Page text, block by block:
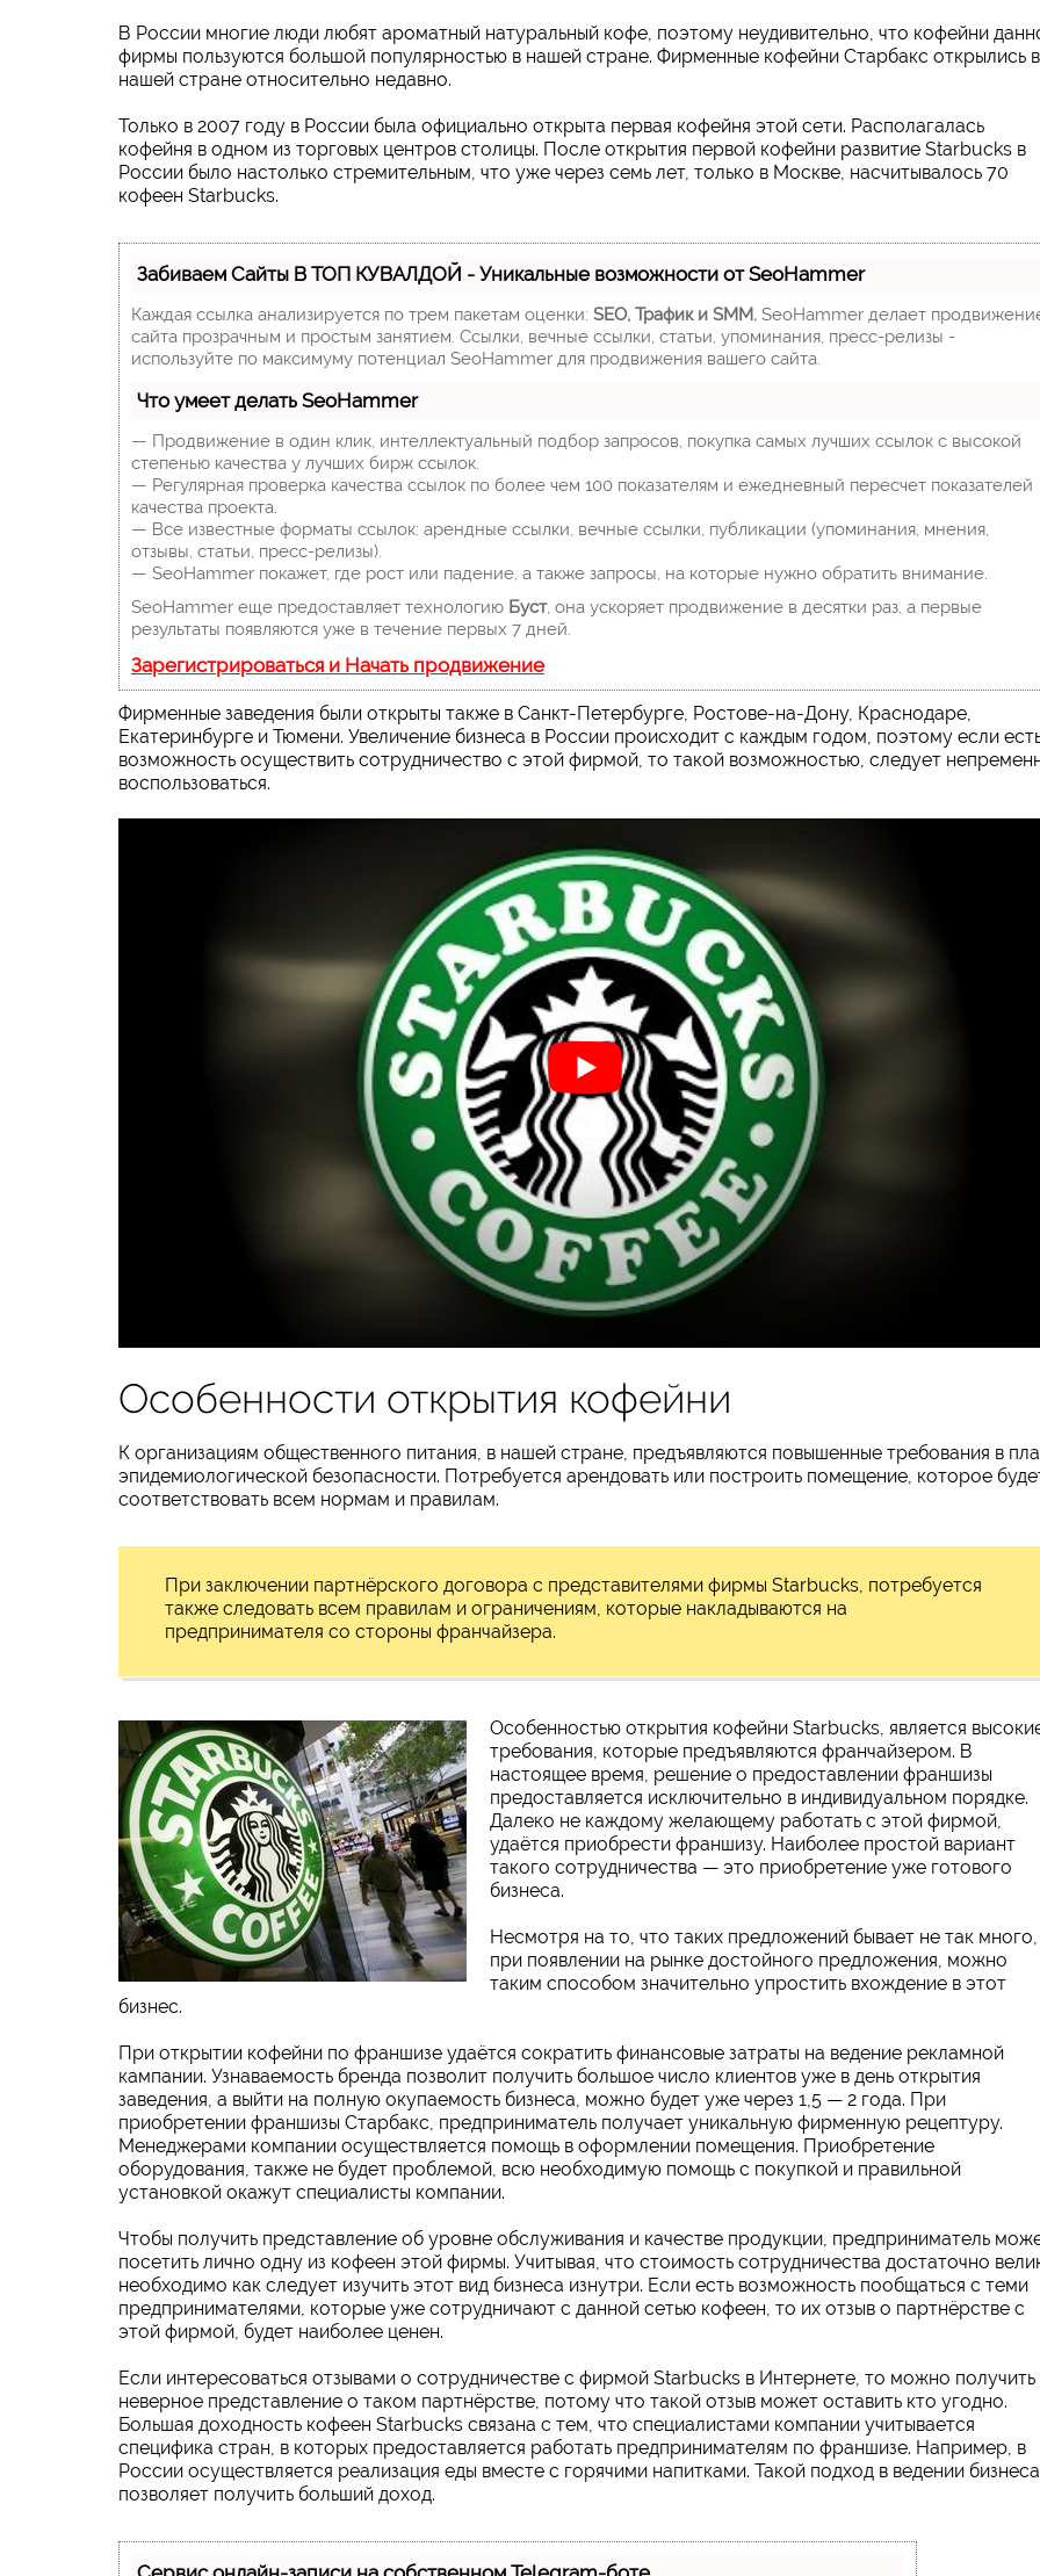
В России многие люди любят ароматный натуральный кофе, поэтому неудивительно, что кофейни
фирмы пользуются большой популярностью в нашей стране. Фирменные кофейни Старбакс открылись в
нашей стране относительно недавно.
Только в 2007 году в России была официально открыта первая кофейня этой сети. Располагалась
кофейня в одном из торговых центров столицы. После открытия первой кофейни развитие Starbucks в
России было настолько стремительным, что уже через семь лет, только в Москве, насчитывалось 70
кофеен Starbucks.
Забиваем Сайты В ТОП КУВАЛДОЙ - Уникальные возможности от SeoHammer
Каждая ссылка анализируется по трем пакетам оценки: SEO, Трафик и SMM. SeoHammer делает
сайта прозрачным и простым занятием. Ссылки, вечные ссылки, статьи, упоминания, пресс-релизы -
используйте по максимуму потенциал SeoHammer для продвижения вашего сайта.
Что умеет делать SeoHammer
— Продвижение в один клик, интеллектуальный подбор запросов, покупка самых лучших ссылок с высокой
степенью качества у лучших бирж ссылок.
— Регулярная проверка качества ссылок по более чем 100 показателям и ежедневный пересчет показателей
качества проекта.
— Все известные форматы ссылок: арендные ссылки, вечные ссылки, публикации (упоминания, мнения,
отзывы, статьи, пресс-релизы).
— SeoHammer покажет, где рост или падение, а также запросы, на которые нужно обратить внимание.
SeoHammer еще предоставляет технологию Буст, она ускоряет продвижение в десятки раз, а первые
результаты появляются уже в течение первых 7 дней.
Зарегистрироваться и Начать продвижение
Фирменные заведения были открыты также в Санкт-Петербурге, Ростове-на-Дону, Краснодаре,
Екатеринбурге и Тюмени. Увеличение бизнеса в России происходит с каждым годом, поэтому если
возможность осуществить сотрудничество с этой фирмой, то такой возможностью, следует
воспользоваться.
Особенности открытия кофейни
К организациям общественного питания, в нашей стране, предъявляются повышенные требования в
эпидемиологической безопасности. Потребуется арендовать или построить помещение, которое
соответствовать всем нормам и правилам.
При заключении партнёрского договора с представителями фирмы Starbucks, потребуется
также следовать всем правилам и ограничениям, которые накладываются на
предпринимателя со стороны франчайзера.
Особенностью открытия кофейни Starbucks, является
требования, которые предъявляются франчайзером. В
настоящее время, решение о предоставлении франшизы
предоставляется исключительно в индивидуальном порядке.
Далеко не каждому желающему работать с этой фирмой,
удаётся приобрести франшизу. Наиболее простой вариант
такого сотрудничества — это приобретение уже готового
бизнеса.
Несмотря на то, что таких предложений бывает не так много,
при появлении на рынке достойного предложения, можно
таким способом значительно упростить вхождение в этот
бизнес.
При открытии кофейни по франшизе удаётся сократить финансовые затраты на ведение рекламной
кампании. Узнаваемость бренда позволит получить большое число клиентов уже в день открытия
заведения, а выйти на полную окупаемость бизнеса, можно будет уже через 1,5 — 2 года. При
приобретении франшизы Старбакс, предприниматель получает уникальную фирменную рецептуру.
Менеджерами компании осуществляется помощь в оформлении помещения. Приобретение
оборудования, также не будет проблемой, всю необходимую помощь с покупкой и правильной
установкой окажут специалисты компании.
Чтобы получить представление об уровне обслуживания и качестве продукции, предприниматель
посетить лично одну из кофеен этой фирмы. Учитывая, что стоимость сотрудничества достаточно
необходимо как следует изучить этот вид бизнеса изнутри. Если есть возможность пообщаться с теми
предпринимателями, которые уже сотрудничают с данной сетью кофеен, то их отзыв о партнёрстве с
этой фирмой, будет наиболее ценен.
Если интересоваться отзывами о сотрудничестве с фирмой Starbucks в Интернете, то можно получить
неверное представление о таком партнёрстве, потому что такой отзыв может оставить кто угодно.
Большая доходность кофеен Starbucks связана с тем, что специалистами компании учитывается
специфика стран, в которых предоставляется работать предпринимателям по франшизе. Например, в
России осуществляется реализация еды вместе с горячими напитками. Такой подход в ведении
позволяет получить больший доход.